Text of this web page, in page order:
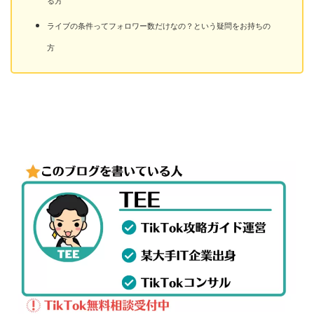
ライブの条件ってフォロワー数だけなの？という疑問をお持ちの
方